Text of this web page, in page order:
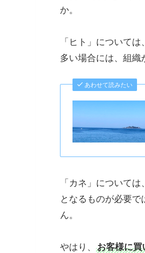
か。
「ヒト」について
多い場合には、組織
あわせて読みたい
「カネ」について
となるものが必要
ん。
やはり、 お客様に買